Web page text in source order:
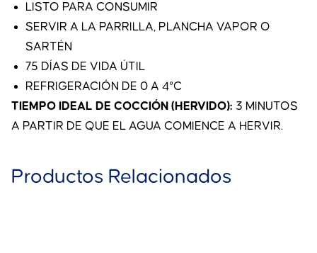
LISTO PARA CONSUMIR
SERVIR A LA PARRILLA, PLANCHA VAPOR O
SARTÉN
75 DÍAS DE VIDA ÚTIL
REFRIGERACIÓN DE 0 A 4°C
TIEMPO IDEAL DE COCCIÓN (HERVIDO): 3 MINUTOS
A PARTIR DE QUE EL AGUA COMIENCE A HERVIR.
Productos Relacionados